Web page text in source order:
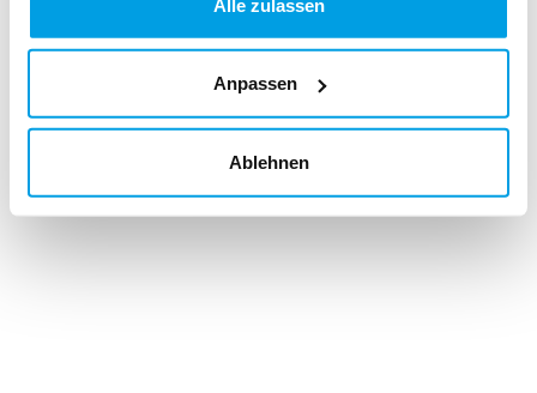
Alle zulassen
Anpassen
Ablehnen